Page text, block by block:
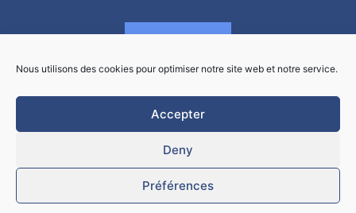
Nous utilisons des cookies pour optimiser notre site web et notre service.
Accepter
Deny
Préférences
KNOW MORE